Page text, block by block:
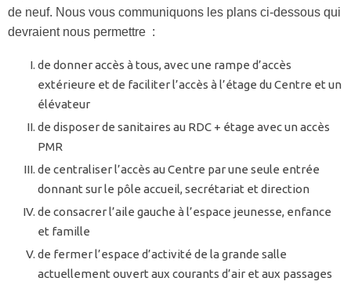
de neuf. Nous vous communiquons les plans ci-dessous qui
devraient nous permettre :
de donner accès à tous, avec une rampe d’accès
extérieure et de faciliter l’accès à l’étage du Centre et un
élévateur
de disposer de sanitaires au RDC + étage avec un accès
PMR
de centraliser l’accès au Centre par une seule entrée
donnant sur le pôle accueil, secrétariat et direction
de consacrer l’aile gauche à l’espace jeunesse, enfance
et famille
de fermer l’espace d’activité de la grande salle
actuellement ouvert aux courants d’air et aux passages